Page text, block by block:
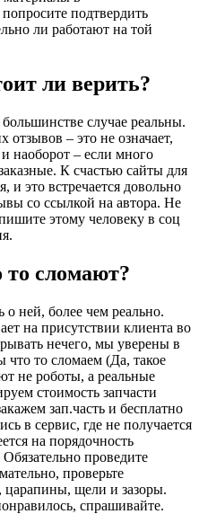
подтвердить
ли работают на той
ли верить?
случае реальны.
– это не означает,
наоборот – если много
К счастью сайты для
и это встречается довольно
со ссылкой на автора. Не
этому человеку в соц
то сломают?
о ней, более чем реально.
на присутствии клиента во
нечего, мы уверены в
что то сломаем (Да, такое
не роботы, а реальные
стоимость запчасти
зап.часть и бесплатно
в сервис, где не получается
на порядочность
проведите
проверьте
царапины, щели и зазоры.
спрашивайте.